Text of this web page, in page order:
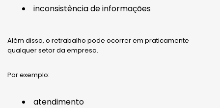
inconsistência de informações
Além disso, o retrabalho pode ocorrer em praticamente
qualquer setor da empresa.
Por exemplo:
atendimento